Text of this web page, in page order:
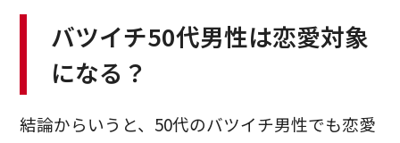
バツイチ50代男性は恋愛対象
になる？
結論からいうと、50代のバツイチ男性でも恋愛